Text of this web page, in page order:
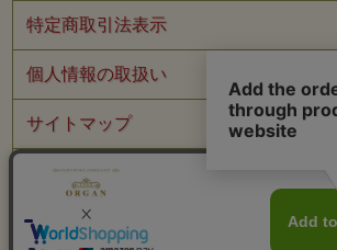
特定商取引法表示
個人情報の取扱い
サイトマップ
メルマガ登録
お問い合わせ